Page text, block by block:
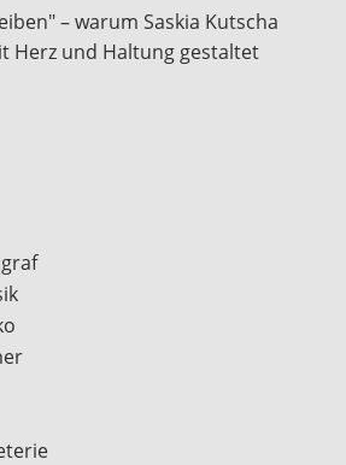
– warum Saskia Kutscha
Herz und Haltung gestaltet